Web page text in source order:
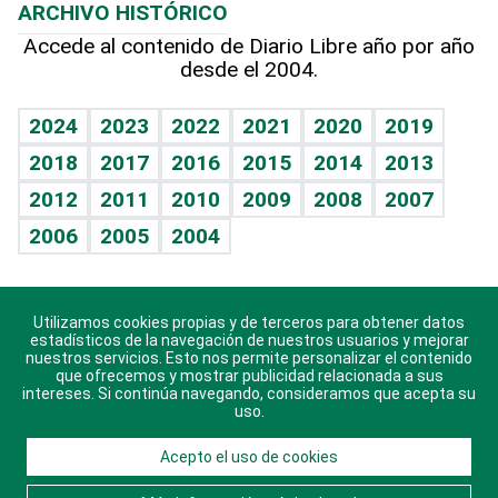
Hablando con el pediatra
Vida y familia
Eñe
Celebrando la vida
Sin complejos
En pocas palabras
Escuchando al corazón
Economía Personal
TBT Deportivo
Más firmas
Hecho en casa
Guía del dinero
Cumpleaños
Horóscopos
Crucigramas
ARCHIVO HISTÓRICO
Accede al contenido de Diario Libre año por año
desde el 2004.
2024 2023 2022 2021 2020
2019
2018
2017 2016 2015 2014
2013
2012
2011 2010 2009 2008
2007
2006
2005 2004
Descarga nuestras aplicaciones para Android, iOS y
sistema Huawei.
© 2021 Diario Libre, todos los derechos reservados.
Utilizamos cookies propias y de terceros para obtener datos
estadísticos de la navegación de nuestros usuarios y mejorar
nuestros servicios. Esto nos permite personalizar el contenido
que ofrecemos y mostrar publicidad relacionada a sus
intereses. Si continúa navegando, consideramos que acepta su
uso.
Acepto el uso de cookies